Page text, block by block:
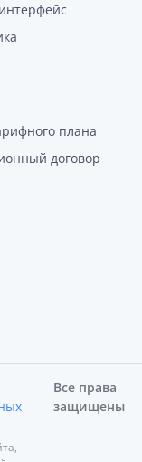
плана
договор
Все права
защищены